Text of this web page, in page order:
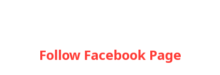
Follow Facebook Page